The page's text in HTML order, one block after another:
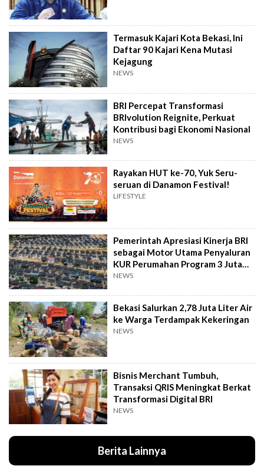
Termasuk Kajari Kota Bekasi, Ini
Daftar 90 Kajari Kena Mutasi
Kejagung
NEWS
BRI Percepat Transformasi
BRIvolution Reignite, Perkuat
Kontribusi bagi Ekonomi Nasional
NEWS
Rayakan HUT ke-70, Yuk Seru-
seruan di Danamon Festival!
LIFESTYLE
Pemerintah Apresiasi Kinerja BRI
sebagai Motor Utama Penyaluran
KUR Perumahan Program 3 Juta
Rumah
NEWS
Bekasi Salurkan 2,78 Juta Liter Air
ke Warga Terdampak Kekeringan
NEWS
Bisnis Merchant Tumbuh,
Transaksi QRIS Meningkat Berkat
Transformasi Digital BRI
NEWS
Berita Lainnya